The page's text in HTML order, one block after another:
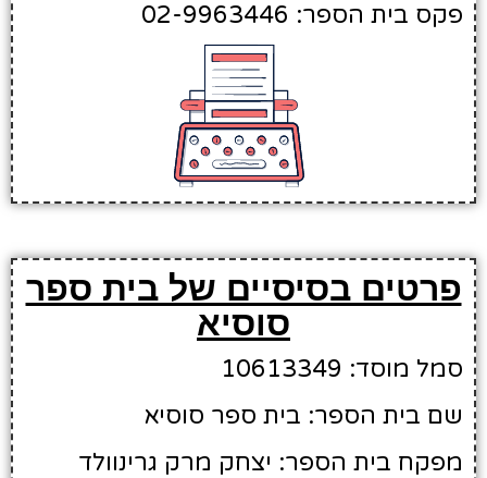
פקס בית הספר: 02-9963446
פרטים בסיסיים של בית ספר
סוסיא
סמל מוסד: 10613349
שם בית הספר: בית ספר סוסיא
מפקח בית הספר: יצחק מרק גרינוולד